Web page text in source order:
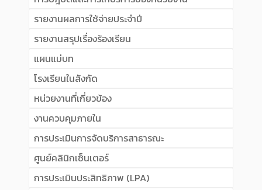
รายงานผลการใช้จ่ายประจำปี
รายงานสรุปเรื่องร้องเรียน
แผนแม่บท
โรงเรียนในสังกัด
หน่วยงานที่เกี่ยวข้อง
งานควบคุมภายใน
การประเมินการจัดบริการสาธารณะ
ศูนย์คลินิกเซ็นเตอร์
การประเมินประสิทธิภาพ (LPA)